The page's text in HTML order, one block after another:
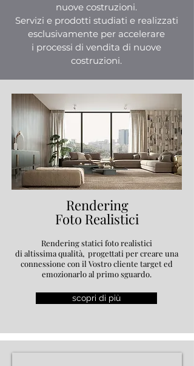
nuove costruzioni.
Servizi e prodotti studiati e realizzati
esclusivamente per accelerare
i processi di vendita di nuove
costruzioni.
Rendering
Foto Realistici
Rendering statici foto realistici
di altissima qualità, progettati per creare una
connessione con il Vostro cliente target ed
emozionarlo al primo sguardo.
scopri di più